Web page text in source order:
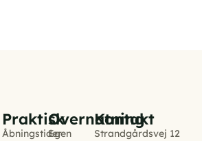
Overnatning
Egen
Praktisk
Åbningstider
Kontakt
Strandgårdsvej 12